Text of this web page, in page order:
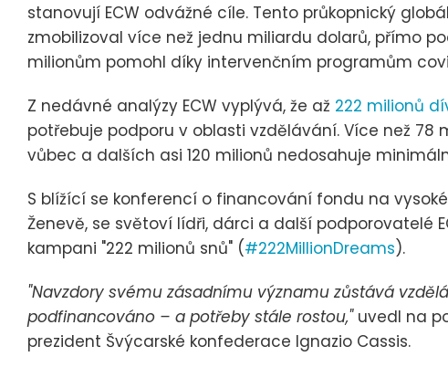
stanovují ECW odvážné cíle. Tento průkopnický
zmobilizoval více než jednu miliardu dolarů, přímo
milionům pomohl díky intervenčním programům
Z nedávné analýzy ECW vyplývá, že až 222 milionů
potřebuje podporu v oblasti vzdělávání. Více než
vůbec a dalších asi 120 milionů nedosahuje
S blížící se konferencí o financování fondu na
Ženevě, se světoví lídři, dárci a další podporovatelé
kampani "222 milionů snů" (#222MillionDreams).
"Navzdory svému zásadnímu významu zůstává
podfinancováno – a potřeby stále rostou,"uvedl na
prezident Švýcarské konfederace Ignazio Cassis.